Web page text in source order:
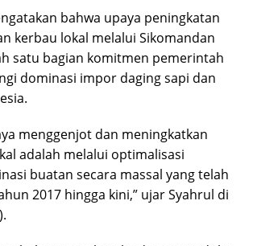
bahwa upaya peningkatan
kerbau lokal melalui Sikomandan
satu bagian komitmen pemerintah
dominasi impor daging sapi dan
menggenjot dan meningkatkan
adalah melalui optimalisasi
buatan secara massal yang telah
2017 hingga kini,” ujar Syahrul di